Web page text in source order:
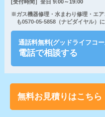
[受付時間］全日 9:00～19:00
※ガス機器修理・水まわり修理・エア
も0570-05-5858（ナビダイヤル）
通話料無料(グッドライフコ
電話で相談する
無料お見積りはこちら